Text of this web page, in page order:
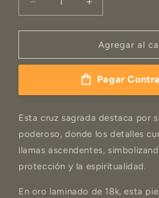
Reducir
cantidad
para
DE
Aumentar
cantidad
para
CRUZ
DE
Agregar al
Pagar
Esta cruz sagrada destaca por
poderoso, donde los detalles
llamas ascendentes,
protección y la espiritualidad.
En oro laminado de 18k, esta